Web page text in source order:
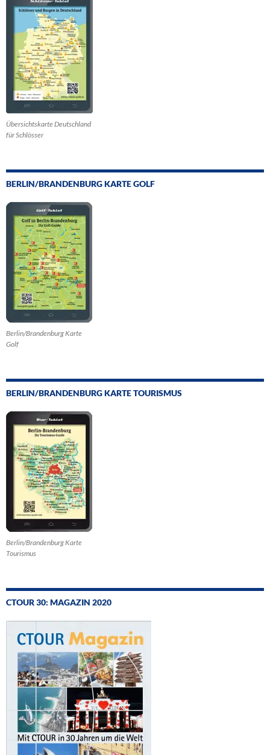
Übersichtskarte Deutschland
für Schlösser
BERLIN/BRANDENBURG KARTE GOLF
Berlin/Brandenburg Karte
Golf
BERLIN/BRANDENBURG KARTE TOURISMUS
Berlin/Brandenburg Karte
Tourismus
CTOUR 30: MAGAZIN 2020